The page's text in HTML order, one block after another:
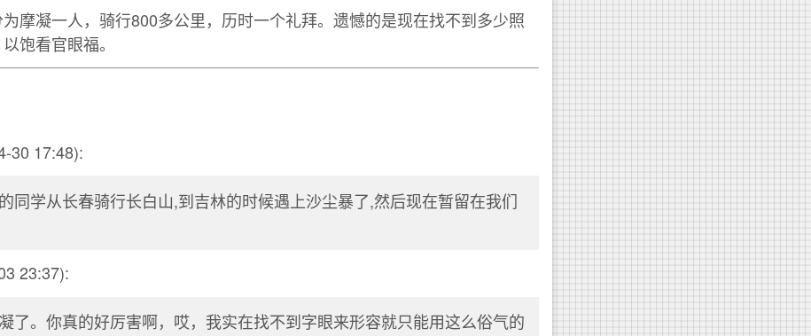
摩凝一人，骑行800多公里，历时一个礼拜。遗憾的是现在找不到多少照
饱看官眼福。
30 17:48):
同学从长春骑行长白山,到吉林的时候遇上沙尘暴了,然后现在暂留在我们
23:37):
了。你真的好厉害啊，哎，我实在找不到字眼来形容就只能用这么俗气的